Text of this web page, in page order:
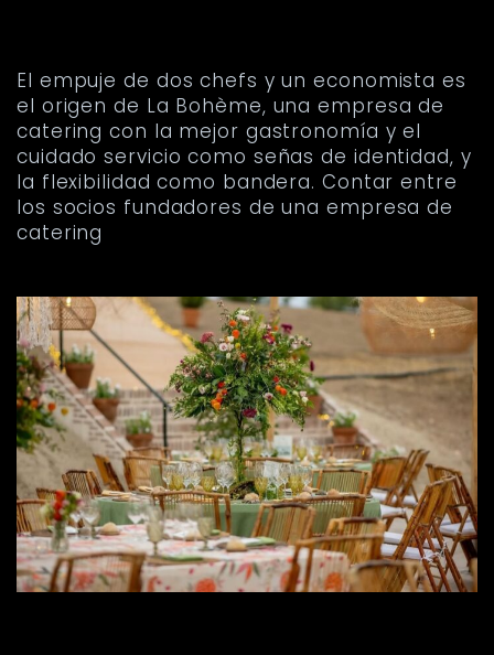
El empuje de dos chefs y un economista es
el origen de La Bohème, una empresa de
catering con la mejor gastronomía y el
cuidado servicio como señas de identidad, y
la flexibilidad como bandera. Contar entre
los socios fundadores de una empresa de
catering